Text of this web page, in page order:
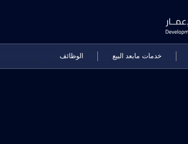
خدمات مابعد البيع الوظائف